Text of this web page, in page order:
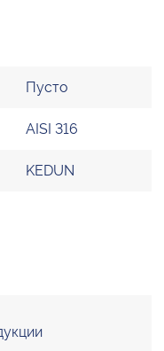
Пусто
AISI 316
KEDUN